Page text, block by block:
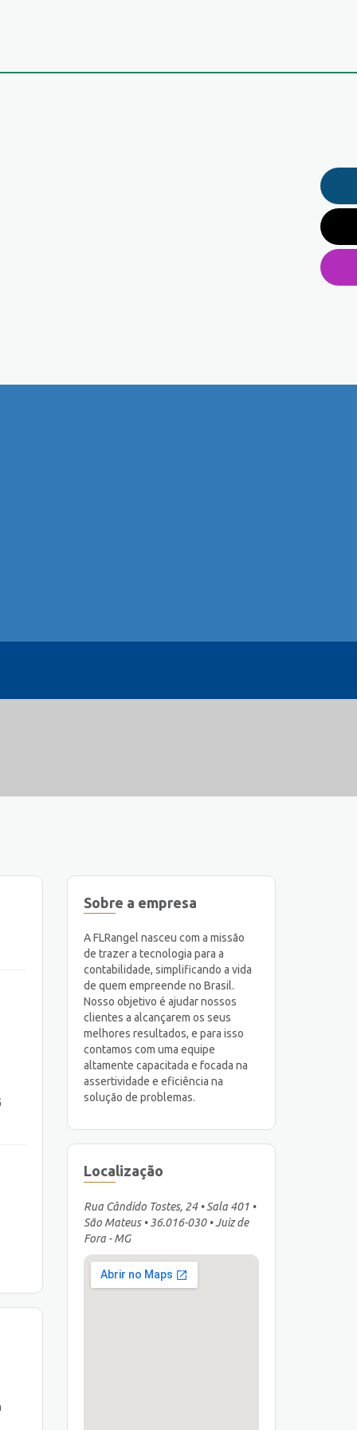
Sobre a empresa
A FLRangel nasceu com a missão
de trazer a tecnologia para a
contabilidade, simplificando a vida
de quem empreende no Brasil.
Nosso objetivo é ajudar nossos
clientes a alcançarem os seus
melhores resultados, e para isso
contamos com uma equipe
altamente capacitada e focada na
assertividade e eficiência na
solução de problemas.
Localização
Rua Cândido Tostes, 24 • Sala 401 •
São Mateus • 36.016-030 • Juiz de
Fora - MG